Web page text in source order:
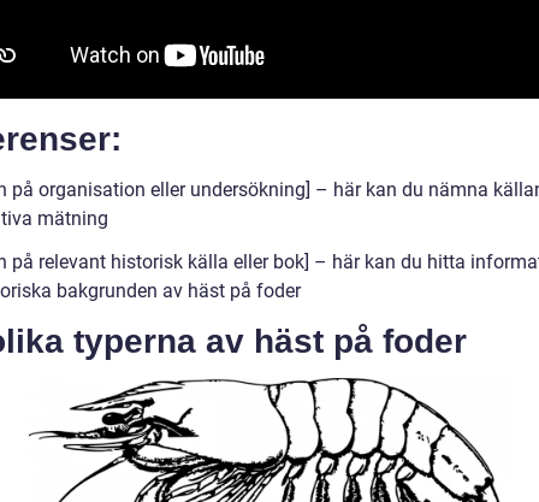
på organisation eller undersökning] – här kan du nämna
mätning
på relevant historisk källa eller bok] – här kan du hitta
bakgrunden av häst på foder
typerna av häst på foder